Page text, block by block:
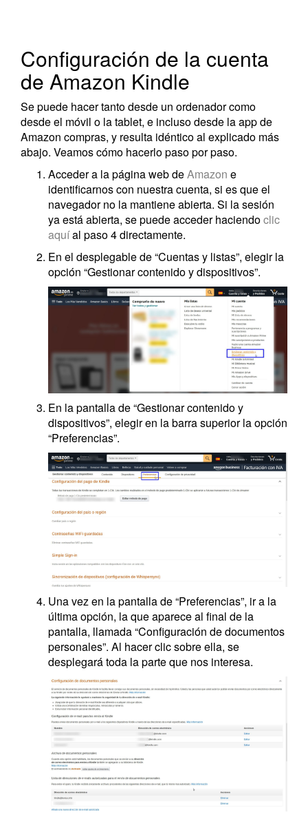
Configuración de la cuenta
de Amazon Kindle
Se puede hacer tanto desde un ordenador como
desde el móvil o la tablet, e incluso desde la app de
Amazon compras, y resulta idéntico al explicado más
abajo. Veamos cómo hacerlo paso por paso.
Acceder a la página web deAmazon e
identificarnos con nuestra cuenta, si es que el
navegador no la mantiene abierta. Si la sesión
ya está abierta, se puede acceder haciendoclic
aquíal paso 4 directamente.
En el desplegable de “Cuentas y listas”, elegir la
opción “Gestionar contenido y dispositivos”.
En la pantalla de “Gestionar contenido y
dispositivos”, elegir en la barra superior la opción
“Preferencias”.
Una vez en la pantalla de “Preferencias”, ir a la
última opción, la que aparece al final de la
pantalla, llamada “Configuración de documentos
personales”. Al hacer clic sobre ella, se
desplegará toda la parte que nos interesa.